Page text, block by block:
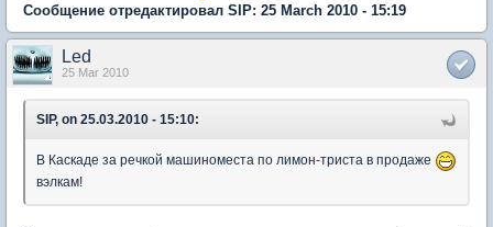
Сообщение отредактировал SIP: 25 March 2010 - 15:19
Led
25 Mar 2010
SIP, on 25.03.2010 - 15:10:
В Каскаде за речкой машиноместа по лимон-триста в продаже
вэлкам!